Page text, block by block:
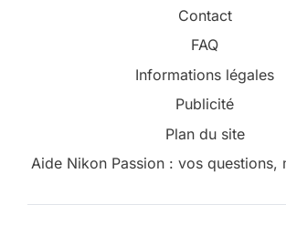
Contact
FAQ
Informations légales
Publicité
Plan du site
Aide Nikon Passion : vos questions,